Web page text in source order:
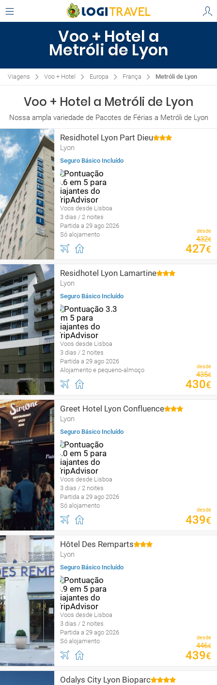
Voo + Hotel a
Metróli de Lyon
Viagens Voo + Hotel Europa França Metróli de Lyon
Voo + Hotel a Metróli de Lyon
Nossa ampla variedade de Pacotes de Férias a Metróli de Lyon
Residhotel Lyon Part Dieu
Lyon
Seguro Básico Incluído
Voos desde Lisboa
3 dias / 2 noites
Partida a 29 ago 2026
Só alojamento
desde
432€
427€
Residhotel Lyon Lamartine
Lyon
Seguro Básico Incluído
Voos desde Lisboa
3 dias / 2 noites
Partida a 29 ago 2026
Alojamento e pequeno-almoço
desde
435€
430€
Greet Hotel Lyon Confluence
Lyon
Seguro Básico Incluído
Voos desde Lisboa
3 dias / 2 noites
Partida a 29 ago 2026
Só alojamento
desde
439€
Hôtel Des Remparts
Lyon
Seguro Básico Incluído
Voos desde Lisboa
3 dias / 2 noites
Partida a 29 ago 2026
Só alojamento
desde
446€
439€
Odalys City Lyon Bioparc